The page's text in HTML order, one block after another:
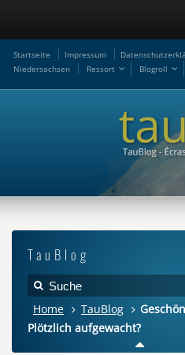
Startseite Impressum
Niedersachsen
Ressort Blogroll
TauBlog
Home TauBlog
Plötzlich aufgewacht?